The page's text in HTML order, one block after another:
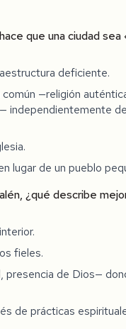
que una ciudad
deficiente.
—religión
independientemente
lugar de un pueblo
¿qué describe
fieles.
presencia de Dios—
de prácticas